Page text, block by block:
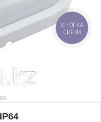
КНОПКА
СВЯЗИ